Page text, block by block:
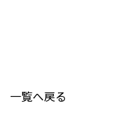
一覧へ戻る